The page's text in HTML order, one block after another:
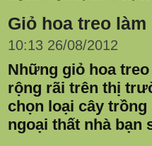
Giỏ hoa treo
10:13 26/08/2012
Những giỏ hoa
rộng rãi trên thị
chọn loại cây
ngoại thất nhà bạn